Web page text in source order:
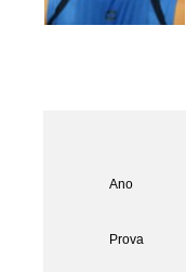
Ano
Prova